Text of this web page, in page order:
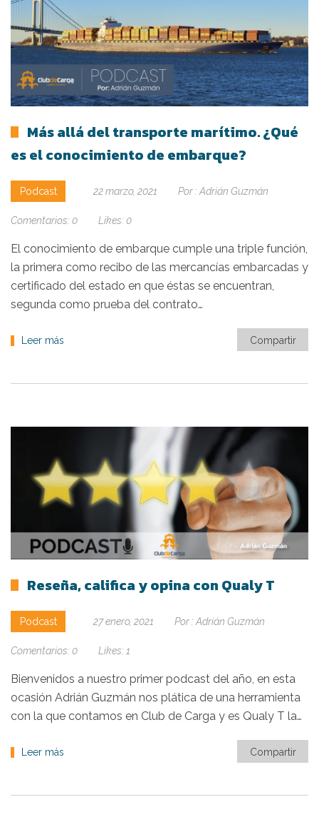
Más allá del transporte marítimo. ¿Qué
es el conocimiento de embarque?
Podcast 22 marzo, 2021 Por : Adrián Guzmán
Comentarios: 0 Likes: 0
El conocimiento de embarque cumple una triple función,
la primera como recibo de las mercancías embarcadas y
certificado del estado en que éstas se encuentran,
segunda como prueba del contrato…
Leer más Compartir
Reseña, califica y opina con Qualy T
Podcast 27 enero, 2021 Por : Adrián Guzmán
Comentarios: 0 Likes: 1
Bienvenidos a nuestro primer podcast del año, en esta
ocasión Adrián Guzmán nos plática de una herramienta
con la que contamos en Club de Carga y es Qualy T la…
Leer más Compartir